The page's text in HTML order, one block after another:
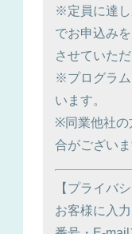
※定員に達し
でお申込み
させていた
※プログラ
います。
※同業他社の
合がございま
【プライバ
お客様に入